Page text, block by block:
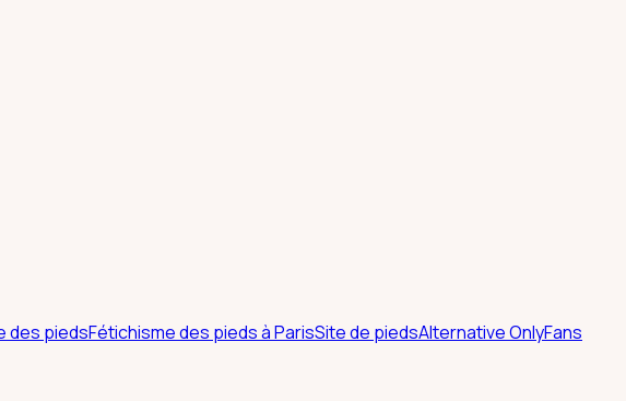
des piedsFétichisme des pieds à ParisSite de piedsAlternative OnlyFans